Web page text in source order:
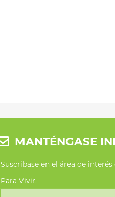
MANTÉNGASE
Suscríbase en el área de
Para Vivir.